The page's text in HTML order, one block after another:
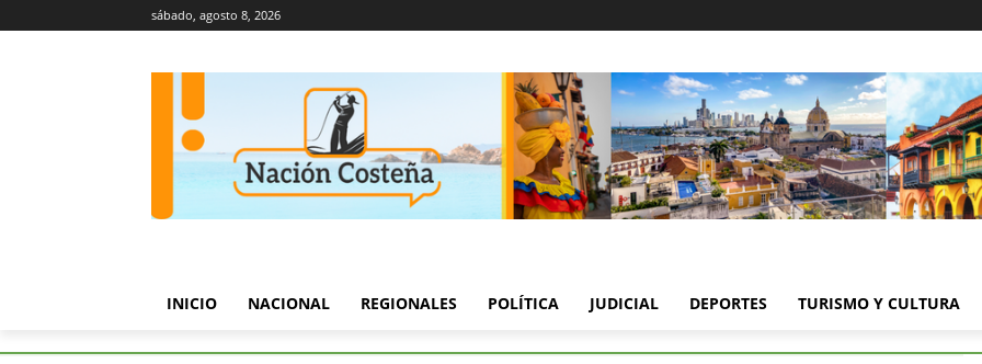
sábado, agosto 8, 2026
INICIO NACIONAL REGIONALES POLÍTICA JUDICIAL DEPORTES TURISMO Y CULTURA